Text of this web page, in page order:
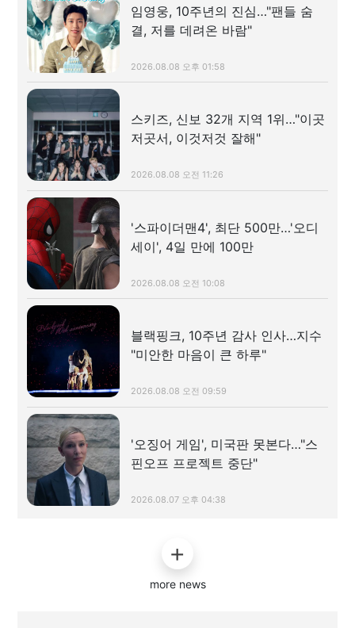
임영웅, 10주년의 진심…"팬들 숨
결, 저를 데려온 바람"
2026.08.08 오후 01:58
스키즈, 신보 32개 지역 1위…"이곳
저곳서, 이것저것 잘해"
2026.08.08 오전 11:26
'스파이더맨4', 최단 500만…'오디
세이', 4일 만에 100만
2026.08.08 오전 10:08
블랙핑크, 10주년 감사 인사…지수
"미안한 마음이 큰 하루"
2026.08.08 오전 09:59
'오징어 게임', 미국판 못본다…"스
핀오프 프로젝트 중단"
2026.08.07 오후 04:38
more news